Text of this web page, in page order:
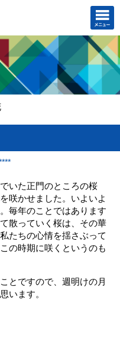
いた正門のところの桜
咲かせました。いよいよ
毎年のことではあります
散っていく桜は、その華
たちの心情を揺さぶって
の時期に咲くというのも
とですので、週明けの月
います。